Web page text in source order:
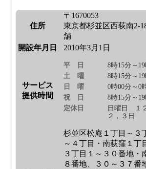
住所
〒1670053
東京都杉並区西荻南2-
舗
開設年月日
2010年3月1日
サービス
提供時間
平日
8時15分～
土曜
8時15分～
日曜
0時00分～0
祝日
8時15分～
定休日
日曜日 １
２，３日
杉並区松庵１丁目～３
～４丁目・南荻窪１丁
３丁目１～３０番地・
８番地、３０～３７番